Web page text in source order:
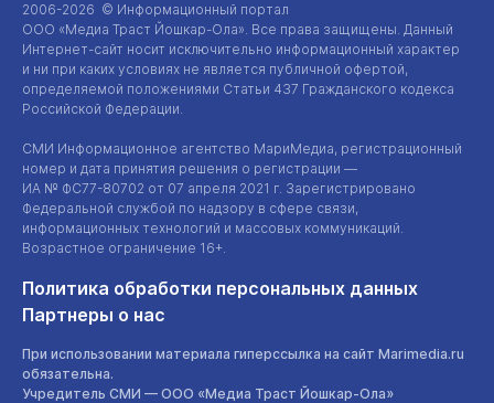
2006-2026 © Информационный портал
ООО «Медиа Траст Йошкар-Ола». Все права защищены. Данный
Интернет-сайт носит исключительно информационный характер
и ни при каких условиях не является публичной офертой,
определяемой положениями Статьи 437 Гражданского кодекса
Российской Федерации.
СМИ Информационное агентство МариМедиа, регистрационный
номер и дата принятия решения о регистрации —
ИА № ФС77-80702 от 07 апреля 2021 г. Зарегистрировано
Федеральной службой по надзору в сфере связи,
информационных технологий и массовых коммуникаций.
Возрастное ограничение 16+.
Политика обработки персональных данных
Партнеры о нас
При использовании материала гиперссылка на сайт Marimedia.ru
обязательна.
Учредитель СМИ — ООО «Медиа Траст Йошкар-Ола»